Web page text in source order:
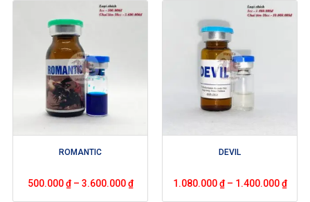
ROMANTIC
500.000₫– 3.600.000₫
DEVIL
1.080.000₫– 1.400.000₫